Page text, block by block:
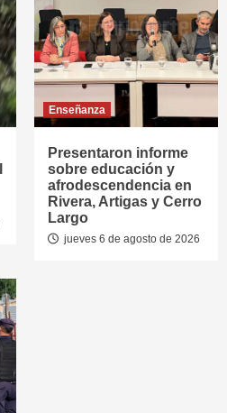
Enseñanza
Presentaron informe
sobre educación y
afrodescendencia en
Rivera, Artigas y Cerro
Largo
jueves 6 de agosto de 2026